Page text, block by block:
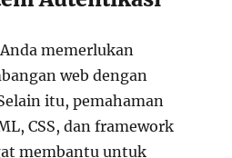
memerlukan
web dengan
itu, pemahaman
CSS, dan framework
membantu untuk